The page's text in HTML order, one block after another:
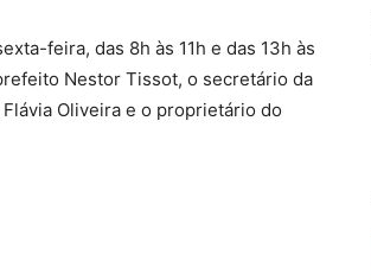
feira, das 8h às 11h e das 13h às
Nestor Tissot, o secretário da
Oliveira e o proprietário do